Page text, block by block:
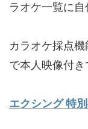
ラオケ一覧に自
カラオケ採点
で本人映像付き
エクシング 特